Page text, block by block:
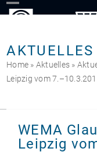
Skip
AKTUELLES
Home » Aktuelles »
Leipzig vom
WEMA
Leipzig